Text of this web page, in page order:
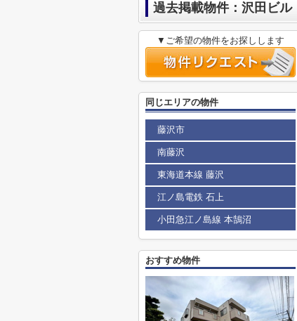
過去掲載物件：沢田ビル
▼ご希望の物件をお探しします
同じエリアの物件
藤沢市
南藤沢
東海道本線 藤沢
江ノ島電鉄 石上
小田急江ノ島線 本鵠沼
おすすめ物件